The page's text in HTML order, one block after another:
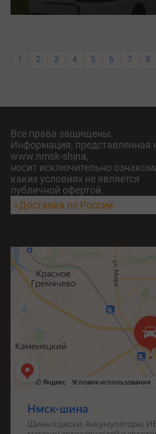
1 2 3 4 5 6 7 8
Все права защищены.
Информация, представленная
www.nmsk-shina,
носит исключительно
каких условиях не является
публичной офертой.
«Доставка по России